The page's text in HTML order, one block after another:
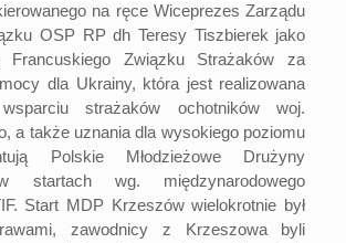
na ręce Wiceprezes Zarządu
OSP RP dh Teresy Tiszbierek jako
Francuskiego Związku Strażaków za
dla Ukrainy, która jest realizowana
strażaków ochotników woj.
a także uznania dla wysokiego poziomu
Polskie Młodzieżowe Drużyny
startach wg. międzynarodowego
Start MDP Krzeszów wielokrotnie był
zawodnicy z Krzeszowa byli